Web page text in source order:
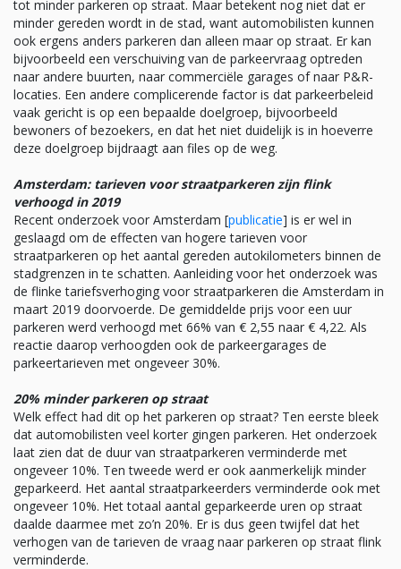
tot minder parkeren op straat. Maar betekent nog niet dat er
minder gereden wordt in de stad, want automobilisten kunnen
ook ergens anders parkeren dan alleen maar op straat. Er kan
bijvoorbeeld een verschuiving van de parkeervraag optreden
naar andere buurten, naar commerciële garages of naar P&R-
locaties. Een andere complicerende factor is dat parkeerbeleid
vaak gericht is op een bepaalde doelgroep, bijvoorbeeld
bewoners of bezoekers, en dat het niet duidelijk is in hoeverre
deze doelgroep bijdraagt aan files op de weg.
Amsterdam: tarieven voor straatparkeren zijn flink
verhoogd in 2019
Recent onderzoek voor Amsterdam [publicatie] is er wel in
geslaagd om de effecten van hogere tarieven voor
straatparkeren op het aantal gereden autokilometers binnen de
stadgrenzen in te schatten. Aanleiding voor het onderzoek was
de flinke tariefsverhoging voor straatparkeren die Amsterdam in
maart 2019 doorvoerde. De gemiddelde prijs voor een uur
parkeren werd verhoogd met 66% van € 2,55 naar € 4,22. Als
reactie daarop verhoogden ook de parkeergarages de
parkeertarieven met ongeveer 30%.
20% minder parkeren op straat
Welk effect had dit op het parkeren op straat? Ten eerste bleek
dat automobilisten veel korter gingen parkeren. Het onderzoek
laat zien dat de duur van straatparkeren verminderde met
ongeveer 10%. Ten tweede werd er ook aanmerkelijk minder
geparkeerd. Het aantal straatparkeerders verminderde ook met
ongeveer 10%. Het totaal aantal geparkeerde uren op straat
daalde daarmee met zo’n 20%. Er is dus geen twijfel dat het
verhogen van de tarieven de vraag naar parkeren op straat flink
verminderde.